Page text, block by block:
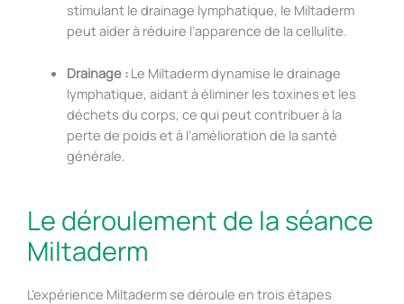
stimulant le drainage lymphatique, le Miltaderm
peut aider à réduire l’apparence de la cellulite.
Drainage :Le Miltaderm dynamise le drainage
lymphatique, aidant à éliminer les toxines et les
déchets du corps, ce qui peut contribuer à la
perte de poids et à l’amélioration de la santé
générale.
Le déroulement de la séance
Miltaderm
L’expérience Miltaderm se déroule en trois étapes